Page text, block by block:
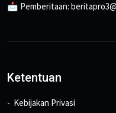
📩 Pemberitaan:
Ketentuan
Kebijakan Privasi